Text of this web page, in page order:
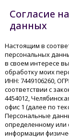
Согласие
данных
Настоящим в
персональных
в своем интересе
обработку моих
ИНН: 7449106260,
соответствии с
4454012,
офис 1 (далее по
Персональные
определенному или
информации